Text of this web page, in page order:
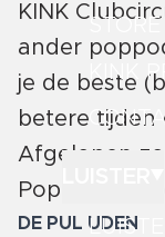
STORE
KINK
KINK
ander
je de beste
betere tijden
Afgelopen
Poppodium
DE PUL UDEN